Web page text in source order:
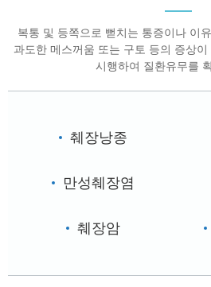
복통 및 등쪽으로 뻗치는 통증이나 이
과도한 메스꺼움 또는 구토 등의 증상
시행하여 질환유무를
췌장낭종
만성췌장염
췌장암